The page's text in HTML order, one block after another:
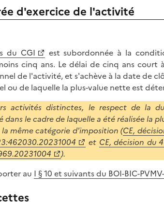
d'exercice de l'activité
du CGI
est subordonnée à la
cinq ans. Le délai de cinq ans
de l'activité, et s'achève à la date de
de laquelle la plus-value nette est
activités distinctes, le respect de la
le cadre de laquelle a été réalisée la
même catégorie d'imposition (CE,
et CE, décision du
).
au I § 10 et suivants du BOI-BIC-